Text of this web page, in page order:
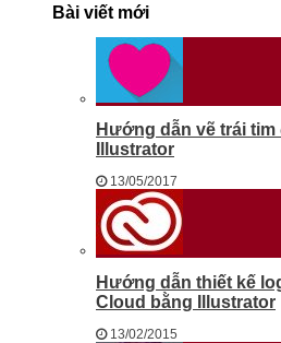
Bài viết mới
Hướng dẫn vẽ trái
Illustrator
13/05/2017
Hướng dẫn thiết kế
Cloud bằng Illustrator
13/02/2015